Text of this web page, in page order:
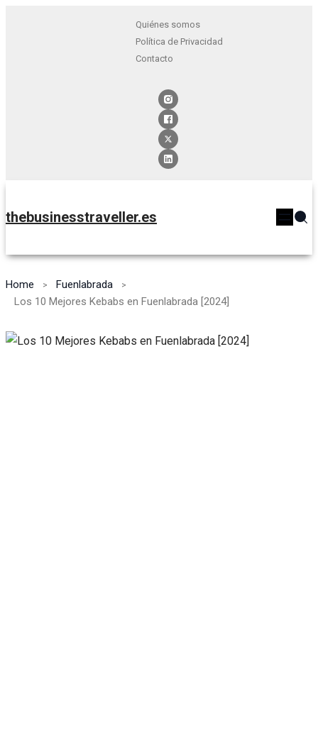
Quiénes somos
Política de Privacidad
Contacto
thebusinesstraveller.es
Home
Fuenlabrada
Los 10 Mejores Kebabs en Fuenlabrada [2024]